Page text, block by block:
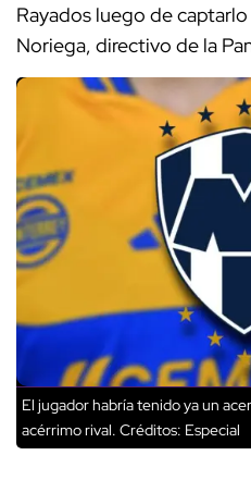
Rayados luego de
Noriega, directivo de la
El jugador habría tenido ya un
acérrimo rival. Créditos: Especial